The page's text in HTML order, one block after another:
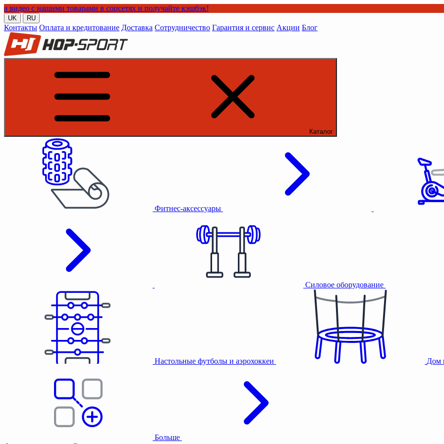
товарами в соцсетях и получайте кэшбэк!
UK RU
Контакты Оплата и кредитование Доставка Сотрудничество Гарантия и сервис Акции Блог
Каталог
Фитнес-аксессуары
Силовое оборудование
Настольные футболы и аэрохоккеи Дом
Больше